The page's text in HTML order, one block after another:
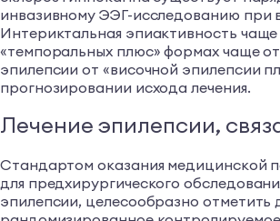
инвазивному ЭЭГ-исследованию при
Интериктальная эпиактивность
«темпоральных плюс» формах чаще
эпилепсии от «височной эпилепсии
прогнозировании исхода лечения.
Лечение эпилепсии,
Стандартом оказания медицинской
для предхирургического
эпилепсии, целесообразно отметить